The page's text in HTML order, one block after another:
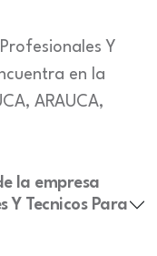
Y
en la
ARAUCA,
la empresa
Y Tecnicos Para